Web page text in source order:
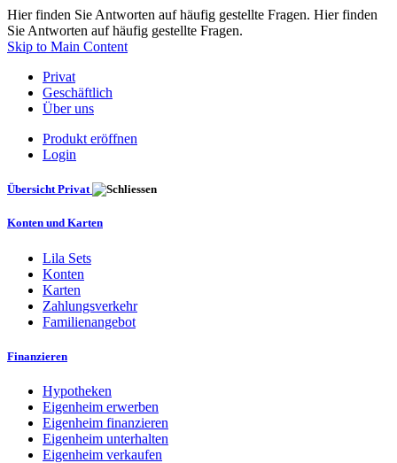
Hier finden Sie Antworten auf häufig gestellte Fragen. Hier finden
Sie Antworten auf häufig gestellte Fragen.
Skip to Main Content
Privat
Geschäftlich
Über uns
Produkt eröffnen
Login
Übersicht Privat
Konten und Karten
Lila Sets
Konten
Karten
Zahlungsverkehr
Familienangebot
Finanzieren
Hypotheken
Eigenheim erwerben
Eigenheim finanzieren
Eigenheim unterhalten
Eigenheim verkaufen